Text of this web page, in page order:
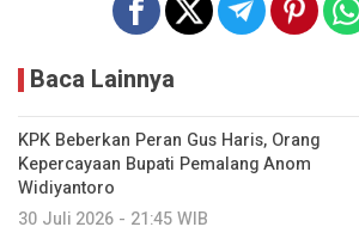
Baca Lainnya
KPK Beberkan Peran Gus Haris, Orang
Kepercayaan Bupati Pemalang Anom
Widiyantoro
30 Juli 2026 - 21:45 WIB